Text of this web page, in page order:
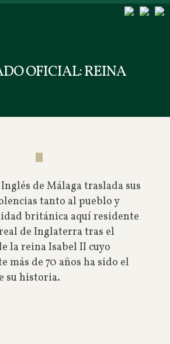
OFICIAL: REINA
de Málaga traslada sus
tanto al pueblo y
británica aquí residente
de Inglaterra tras el
la reina Isabel II cuyo
más de 70 años ha sido el
su historia.